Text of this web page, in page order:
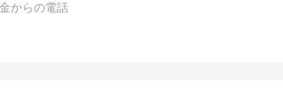
からの電話